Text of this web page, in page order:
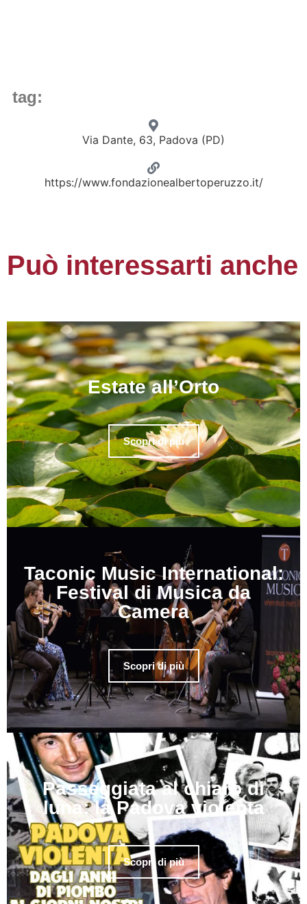
tag:
Via Dante, 63, Padova (PD)
https://www.fondazionealbertoperuzzo.it/
Può interessarti anche
Estate all’Orto
Scopri di più
Taconic Music International:
Festival di Musica da
Camera
Scopri di più
Passeggiata al chiaro di
luna: la Padova violenta
Scopri di più